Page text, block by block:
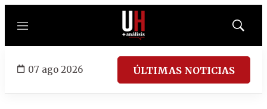
Menú
Mostrar
07 ago 2026 ÚLTIMAS NOTICIAS